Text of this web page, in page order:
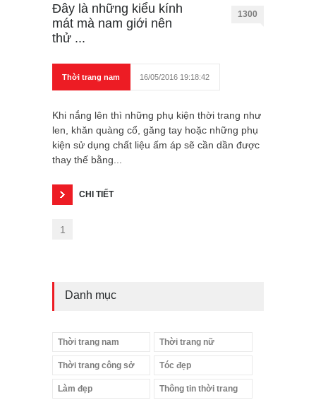
Đây là những kiểu kính
mát mà nam giới nên
thử ...
1300
Thời trang nam 16/05/2016 19:18:42
Khi nắng lên thì những phụ kiện thời trang như
len, khăn quàng cổ, găng tay hoặc những phụ
kiện sử dụng chất liệu ấm áp sẽ cần dần được
thay thế bằng...
CHI TIẾT
1
Danh mục
Thời trang nam Thời trang nữ
Thời trang công sở Tóc đẹp
Làm đẹp Thông tin thời trang